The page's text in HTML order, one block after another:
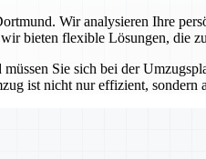
Wir analysieren Ihre
bieten flexible Lösungen, die
Sie sich bei der
ist nicht nur effizient,